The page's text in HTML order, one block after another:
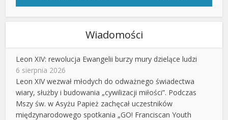
Wiadomości
Leon XIV: rewolucja Ewangelii burzy mury dzielące ludzi
6 sierpnia 2026
Leon XIV wezwał młodych do odważnego świadectwa
wiary, służby i budowania „cywilizacji miłości”. Podczas
Mszy św. w Asyżu Papież zachęcał uczestników
międzynarodowego spotkania „GO! Franciscan Youth